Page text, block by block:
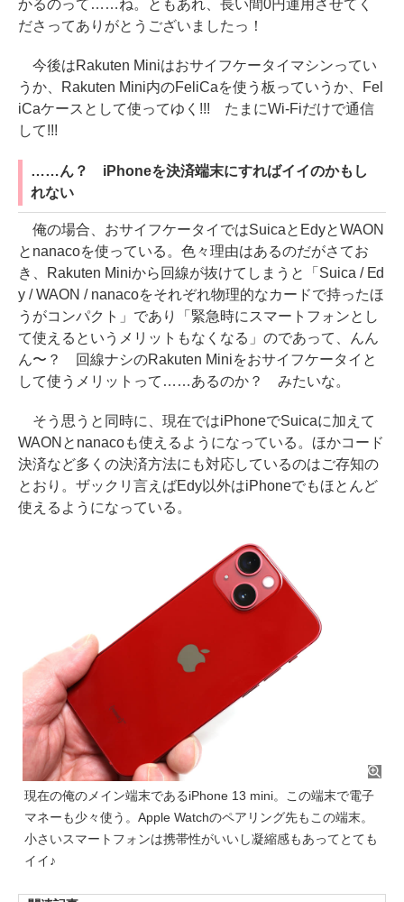
かるのって……ね。ともあれ、長い間0円運用させてく
ださってありがとうございましたっ！
今後はRakuten Miniはおサイフケータイマシンってい
うか、Rakuten Mini内のFeliCaを使う板っていうか、Fel
iCaケースとして使ってゆく!!! たまにWi-Fiだけで通信
して!!!
……ん？ iPhoneを決済端末にすればイイのかもし
れない
俺の場合、おサイフケータイではSuicaとEdyとWAON
とnanacoを使っている。色々理由はあるのだがさてお
き、Rakuten Miniから回線が抜けてしまうと「Suica / Ed
y / WAON / nanacoをそれぞれ物理的なカードで持ったほ
うがコンパクト」であり「緊急時にスマートフォンとし
て使えるというメリットもなくなる」のであって、んん
ん〜？ 回線ナシのRakuten Miniをおサイフケータイと
して使うメリットって……あるのか？ みたいな。
そう思うと同時に、現在ではiPhoneでSuicaに加えて
WAONとnanacoも使えるようになっている。ほかコード
決済など多くの決済方法にも対応しているのはご存知の
とおり。ザックリ言えばEdy以外はiPhoneでもほとんど
使えるようになっている。
現在の俺のメイン端末であるiPhone 13 mini。この端末で電子
マネーも少々使う。Apple Watchのペアリング先もこの端末。
小さいスマートフォンは携帯性がいいし凝縮感もあってとても
イイ♪